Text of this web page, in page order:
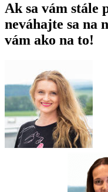
Ak sa vám stále
neváhajte sa na
vám ako na to!